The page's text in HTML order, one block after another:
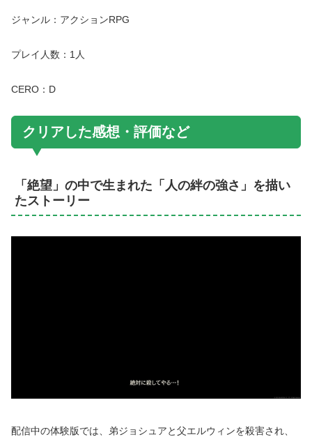
ジャンル：アクションRPG
プレイ人数：1人
CERO：D
クリアした感想・評価など
「絶望」の中で生まれた「人の絆の強さ」を描い
たストーリー
配信中の体験版では、弟ジョシュアと父エルウィンを殺害され、